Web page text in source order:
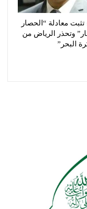
تثبت معادلة “الحصار
وتحذر الرياض من
البحر”